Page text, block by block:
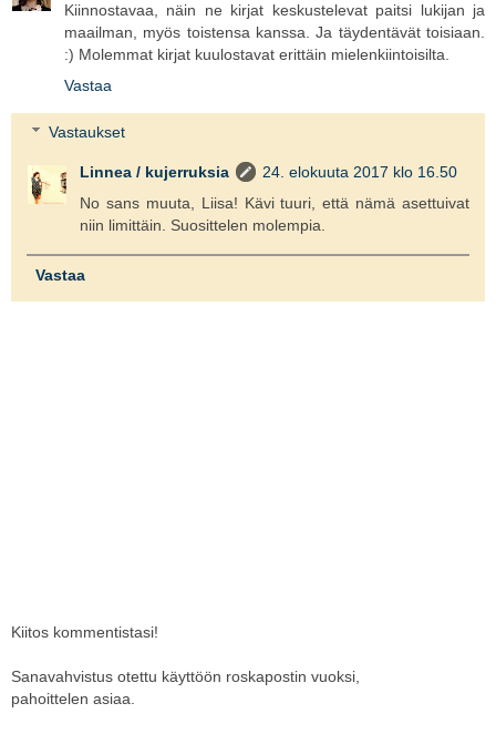
Kiinnostavaa, näin ne kirjat keskustelevat paitsi lukijan ja
maailman, myös toistensa kanssa. Ja täydentävät toisiaan.
:) Molemmat kirjat kuulostavat erittäin mielenkiintoisilta.
Vastaa
Vastaukset
Linnea / kujerruksia
24. elokuuta 2017 klo 16.50
No sans muuta, Liisa! Kävi tuuri, että nämä asettuivat
niin limittäin. Suosittelen molempia.
Vastaa
Kiitos kommentistasi!
Sanavahvistus otettu käyttöön roskapostin vuoksi,
pahoittelen asiaa.